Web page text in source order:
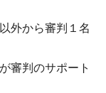
外から審判１名
審判のサポート